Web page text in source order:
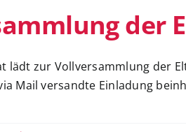
der
lädt zur Vollversammlung der
Mail versandte Einladung